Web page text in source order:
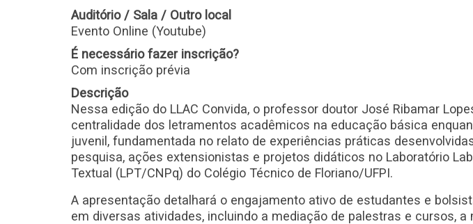
Auditório / Sala / Outro local
Evento Online (Youtube)
É necessário fazer inscrição?
Com inscrição prévia
Descrição
Nessa edição do LLAC Convida, o professor doutor José Ribamar
centralidade dos letramentos acadêmicos na educação básica
juvenil, fundamentada no relato de experiências práticas
pesquisa, ações extensionistas e projetos didáticos no Laboratório
Textual (LPT/CNPq) do Colégio Técnico de Floriano/UFPI.
A apresentação detalhará o engajamento ativo de estudantes e
em diversas atividades, incluindo a mediação de palestras e cursos, a